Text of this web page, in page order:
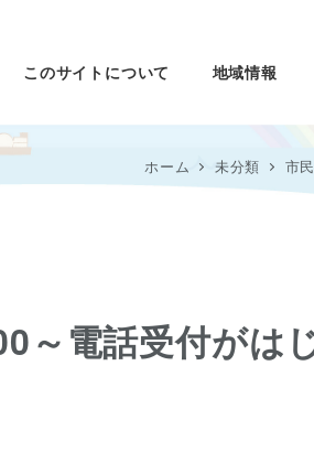
このサイトについて 地域情報
ホーム 未分類 市
～電話受付がは